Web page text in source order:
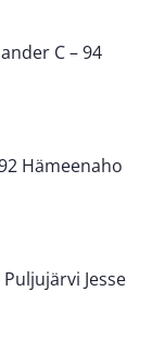
C – 94
Hämeenaho
Jesse